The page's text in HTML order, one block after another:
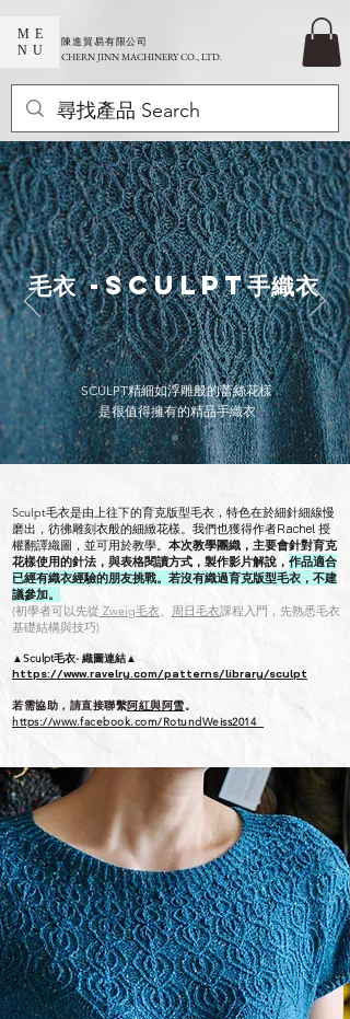
ME
NU
​陳進貿易有限公司
CHERN JINN MACHINERY CO., LTD.
毛衣 -Sculpt手織衣
SCULPT精細如浮雕般的蕾絲花樣
是很值得擁有的精品手織衣
Sculpt毛衣是由上往下的育克版型毛衣 ， 特色在於細針細線慢
磨出，彷彿雕刻衣般的細緻花樣。我們也獲得作者Rachel 授
權翻譯織圖，並可用於教學。 本次教學團織，主要會針對育克
花樣使用的針法，與表格閱讀方式 ，製作影片解說， 作品適合
已經有織衣經驗的朋友挑戰。若沒有織過育克版型毛衣，不建
議參加。
(初學者可以先從 Zweig毛衣、 周日毛衣課程入門，先熟悉毛衣
基礎結構與技巧)
▲Sculpt毛衣-織圖連結▲
https://www.ravelry.com/patterns/library/sculpt
若需協助，請直接聯繫阿紅與阿雪。
https://www.facebook.com/RotundWeiss2014